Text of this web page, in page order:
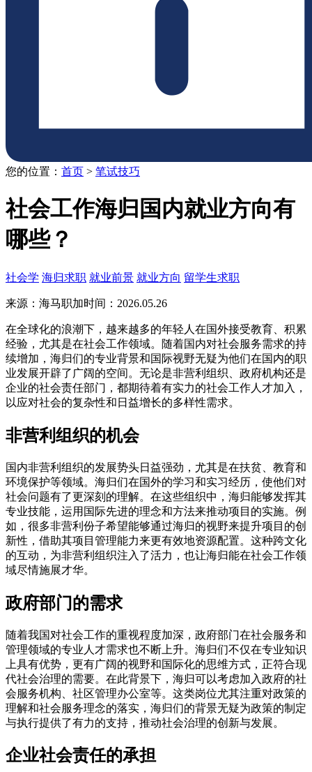
您的位置： 首页 > 笔试技巧
社会工作海归国内就业方向有
哪些？
社会学 海归求职 就业前景 就业方向 留学生求职
来源：海马职加时间：2026.05.26
在全球化的浪潮下，越来越多的年轻人在国外接受教育、积累
经验，尤其是在社会工作领域。随着国内对社会服务需求的持
续增加，海归们的专业背景和国际视野无疑为他们在国内的职
业发展开辟了广阔的空间。无论是非营利组织、政府机构还是
企业的社会责任部门，都期待着有实力的社会工作人才加入，
以应对社会的复杂性和日益增长的多样性需求。
非营利组织的机会
国内非营利组织的发展势头日益强劲，尤其是在扶贫、教育和
环境保护等领域。海归们在国外的学习和实习经历，使他们对
社会问题有了更深刻的理解。在这些组织中，海归能够发挥其
专业技能，运用国际先进的理念和方法来推动项目的实施。例
如，很多非营利份子希望能够通过海归的视野来提升项目的创
新性，借助其项目管理能力来更有效地资源配置。这种跨文化
的互动，为非营利组织注入了活力，也让海归能在社会工作领
域尽情施展才华。
政府部门的需求
随着我国对社会工作的重视程度加深，政府部门在社会服务和
管理领域的专业人才需求也不断上升。海归们不仅在专业知识
上具有优势，更有广阔的视野和国际化的思维方式，正符合现
代社会治理的需要。在此背景下，海归可以考虑加入政府的社
会服务机构、社区管理办公室等。这类岗位尤其注重对政策的
理解和社会服务理念的落实，海归们的背景无疑为政策的制定
与执行提供了有力的支持，推动社会治理的创新与发展。
企业社会责任的承担